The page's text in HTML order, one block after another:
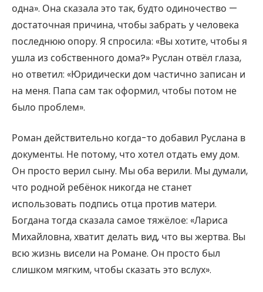
одна». Она сказала это так, будто одиночество —
достаточная причина, чтобы забрать у человека
последнюю опору. Я спросила: «Вы хотите, чтобы я
ушла из собственного дома?» Руслан отвёл глаза,
но ответил: «Юридически дом частично записан и
на меня. Папа сам так оформил, чтобы потом не
было проблем».
Роман действительно когда-то добавил Руслана в
документы. Не потому, что хотел отдать ему дом.
Он просто верил сыну. Мы оба верили. Мы думали,
что родной ребёнок никогда не станет
использовать подпись отца против матери.
Богдана тогда сказала самое тяжёлое: «Лариса
Михайловна, хватит делать вид, что вы жертва. Вы
всю жизнь висели на Романе. Он просто был
слишком мягким, чтобы сказать это вслух».